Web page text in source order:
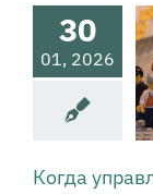
30
01, 2026
и бизнеса в
Качества
и
бизнеса
управление
Когда